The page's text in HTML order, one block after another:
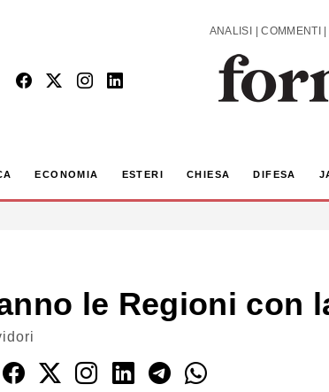
ECONOMIA ESTERI CHIESA DIFESA
le Regioni con